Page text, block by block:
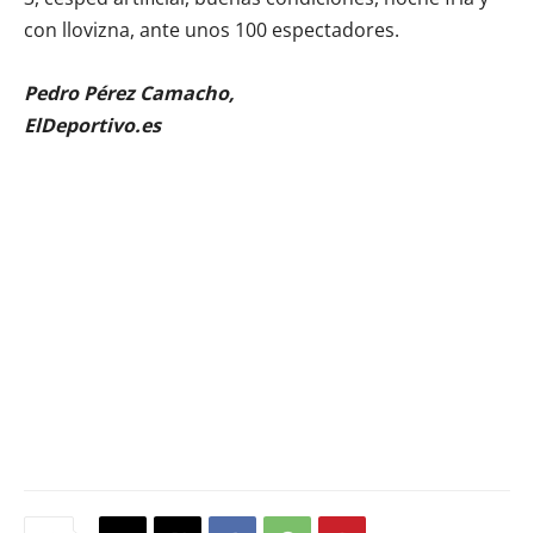
con llovizna, ante unos 100 espectadores.
Pedro Pérez Camacho,
ElDeportivo.es